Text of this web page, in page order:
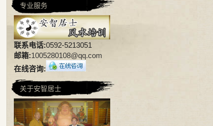
专业服务
联系电话:0592-5213051
邮箱:1005280108@qq.com
在线咨询:
关于安智居士